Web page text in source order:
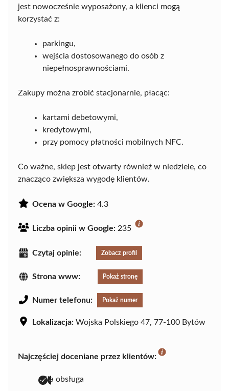
jest nowocześnie wyposażony, a klienci mogą
korzystać z:
parkingu,
wejścia dostosowanego do osób z
niepełnosprawnościami.
Zakupy można zrobić stacjonarnie, płacąc:
kartami debetowymi,
kredytowymi,
przy pomocy płatności mobilnych NFC.
Co ważne, sklep jest otwarty również w niedziele, co
znacząco zwiększa wygodę klientów.
Ocena w Google: 4.3
Liczba opinii w Google: 235
Czytaj opinie: Zobacz profil
Strona www: Pokaż stronę
Numer telefonu: Pokaż numer
Lokalizacja: Wojska Polskiego 47, 77-100 Bytów
Najczęściej doceniane przez klientów:
miła obsługa